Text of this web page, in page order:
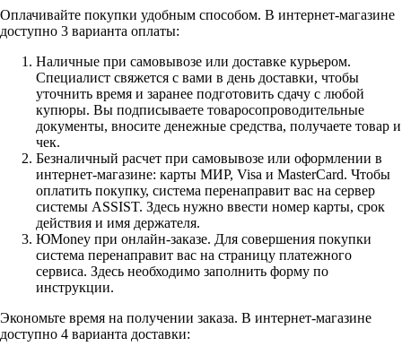
Оплачивайте покупки удобным способом. В интернет-магазине
доступно 3 варианта оплаты:
Наличные при самовывозе или доставке курьером.
Специалист свяжется с вами в день доставки, чтобы
уточнить время и заранее подготовить сдачу с любой
купюры. Вы подписываете товаросопроводительные
документы, вносите денежные средства, получаете товар и
чек.
Безналичный расчет при самовывозе или оформлении в
интернет-магазине: карты МИР, Visa и MasterCard. Чтобы
оплатить покупку, система перенаправит вас на сервер
системы ASSIST. Здесь нужно ввести номер карты, срок
действия и имя держателя.
ЮMoney при онлайн-заказе. Для совершения покупки
система перенаправит вас на страницу платежного
сервиса. Здесь необходимо заполнить форму по
инструкции.
Экономьте время на получении заказа. В интернет-магазине
доступно 4 варианта доставки: